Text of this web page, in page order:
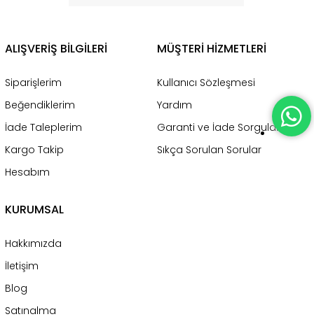
ALIŞVERİŞ BİLGİLERİ
Siparişlerim
Beğendiklerim
İade Taleplerim
Kargo Takip
Hesabım
MÜŞTERİ HİZMETLERİ
Kullanıcı Sözleşmesi
Yardım
Garanti ve İade Sorgulama
Sıkça Sorulan Sorular
KURUMSAL
Hakkımızda
İletişim
Blog
Satınalma